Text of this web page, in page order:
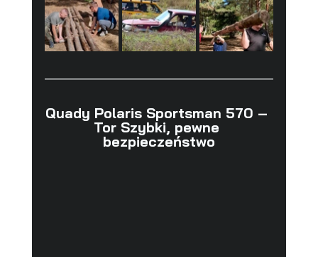
Quady Polaris Sportsman 570 –
Tor Szybki, pewne
bezpieczeństwo